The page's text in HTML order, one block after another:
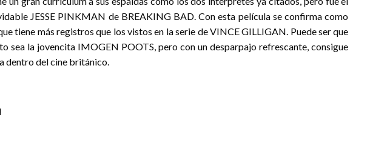
JESSE PINKMAN de BREAKING BAD. Con esta película se confirma como
tiene más registros que los vistos en la serie de VINCE GILLIGAN. Puede ser que
sea la jovencita IMOGEN POOTS, pero con un desparpajo refrescante, consigue
dentro del cine británico.